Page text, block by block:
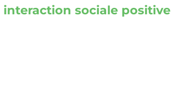
interaction sociale positive